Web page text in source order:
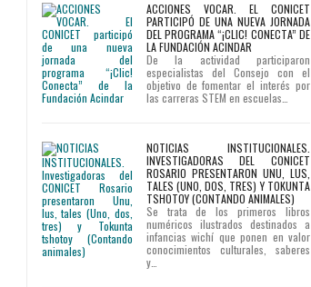
ACCIONES VOCAR. EL CONICET
PARTICIPÓ DE UNA NUEVA JORNADA
DEL PROGRAMA “¡CLIC! CONECTA” DE
LA FUNDACIÓN ACINDAR
De la actividad participaron
especialistas del Consejo con el
objetivo de fomentar el interés por
las carreras STEM en escuelas…
NOTICIAS INSTITUCIONALES.
INVESTIGADORAS DEL CONICET
ROSARIO PRESENTARON UNU, LUS,
TALES (UNO, DOS, TRES) Y TOKUNTA
TSHOTOY (CONTANDO ANIMALES)
Se trata de los primeros libros
numéricos ilustrados destinados a
infancias wichí que ponen en valor
conocimientos culturales, saberes
y…